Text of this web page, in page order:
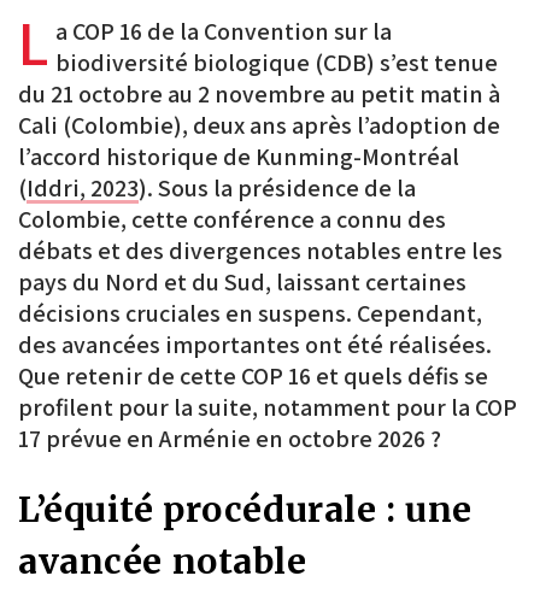
L a COP 16 de la Convention sur la
biodiversité biologique (CDB) s’est tenue
du 21 octobre au 2 novembre au petit matin à
Cali (Colombie), deux ans après l’adoption de
l’accord historique de Kunming-Montréal
(Iddri, 2023). Sous la présidence de la
Colombie, cette conférence a connu des
débats et des divergences notables entre les
pays du Nord et du Sud, laissant certaines
décisions cruciales en suspens. Cependant,
des avancées importantes ont été réalisées.
Que retenir de cette COP 16 et quels défis se
profilent pour la suite, notamment pour la COP
17 prévue en Arménie en octobre 2026 ?
L’équité procédurale : une
avancée notable